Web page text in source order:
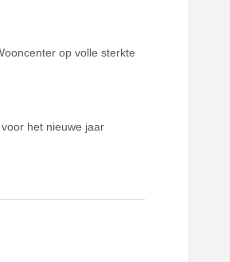
op volle sterkte
het nieuwe jaar